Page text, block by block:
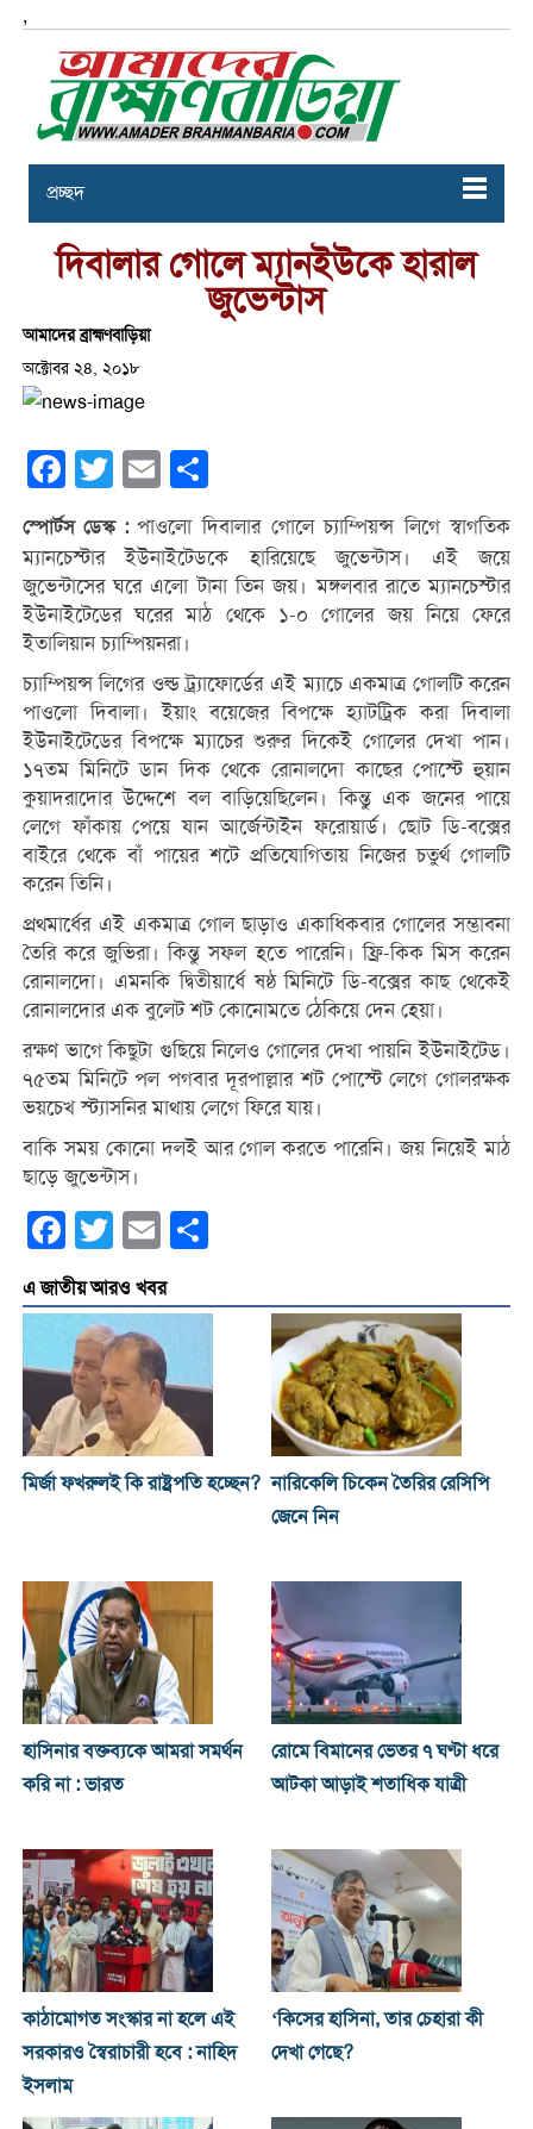
,
প্রচ্ছদ
দিবালার গোলে ম্যানইউকে হারাল
জুভেন্টাস
আমাদের ব্রাহ্মণবাড়িয়া
অক্টোবর ২৪, ২০১৮
Facebook
Twitter Email
স্পোর্টস ডেস্ক :পাওলো দিবালার গোলে চ্যাম্পিয়ন্স লিগে স্বাগতিক
ম্যানচেস্টার ইউনাইটেডকে হারিয়েছে জুভেন্টাস। এই জয়ে
জুভেন্টাসের ঘরে এলো টানা তিন জয়। মঙ্গলবার রাতে ম্যানচেস্টার
ইউনাইটেডের ঘরের মাঠ থেকে ১-০ গোলের জয় নিয়ে ফেরে
ইতালিয়ান চ্যাম্পিয়নরা।
চ্যাম্পিয়ন্স লিগের ওল্ড ট্র্যাফোর্ডের এই ম্যাচে একমাত্র গোলটি করেন
পাওলো দিবালা। ইয়াং বয়েজের বিপক্ষে হ্যাটট্রিক করা দিবালা
ইউনাইটেডের বিপক্ষে ম্যাচের শুরুর দিকেই গোলের দেখা পান।
১৭তম মিনিটে ডান দিক থেকে রোনালদো কাছের পোস্টে হুয়ান
কুয়াদরাদোর উদ্দেশে বল বাড়িয়েছিলেন। কিন্তু এক জনের পায়ে
লেগে ফাঁকায় পেয়ে যান আর্জেন্টাইন ফরোয়ার্ড। ছোট ডি-বক্সের
বাইরে থেকে বাঁ পায়ের শটে প্রতিযোগিতায় নিজের চতুর্থ গোলটি
করেন তিনি।
প্রথমার্ধের এই একমাত্র গোল ছাড়াও একাধিকবার গোলের সম্ভাবনা
তৈরি করে জুভিরা। কিন্তু সফল হতে পারেনি। ফ্রি-কিক মিস করেন
রোনালদো। এমনকি দ্বিতীয়ার্ধে ষষ্ঠ মিনিটে ডি-বক্সের কাছ থেকেই
রোনালদোর এক বুলেট শট কোনোমতে ঠেকিয়ে দেন হেয়া।
রক্ষণ ভাগে কিছুটা গুছিয়ে নিলেও গোলের দেখা পায়নি ইউনাইটেড।
৭৫তম মিনিটে পল পগবার দূরপাল্লার শট পোস্টে লেগে গোলরক্ষক
ভয়চেখ স্ট্যাসনির মাথায় লেগে ফিরে যায়।
বাকি সময় কোনো দলই আর গোল করতে পারেনি। জয় নিয়েই মাঠ
ছাড়ে জুভেন্টাস।
Facebook
Twitter Email
এ জাতীয় আরও খবর
মির্জা ফখরুলই কি রাষ্ট্রপতি হচ্ছেন? নারিকেলি চিকেন তৈরির রেসিপি
জেনে নিন
হাসিনার বক্তব্যকে আমরা সমর্থন
করি না : ভারত
রোমে বিমানের ভেতর ৭ ঘণ্টা ধরে
আটকা আড়াই শতাধিক যাত্রী
কাঠামোগত সংস্কার না হলে এই
সরকারও স্বৈরাচারী হবে : নাহিদ
ইসলাম
‘কিসের হাসিনা, তার চেহারা কী
দেখা গেছে?